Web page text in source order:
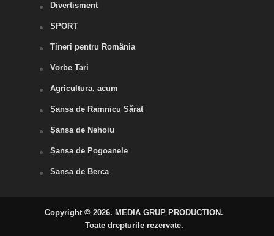
Divertisment
SPORT
Tineri pentru România
Vorbe Tari
Agricultura, acum
Șansa de Ramnicu Sărat
Șansa de Nehoiu
Șansa de Pogoanele
Șansa de Berca
Copyright © 2026. MEDIA GRUP PRODUCTION.
Toate drepturile rezervate.